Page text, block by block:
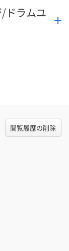
ドラムユ
閲覧履歴の削除